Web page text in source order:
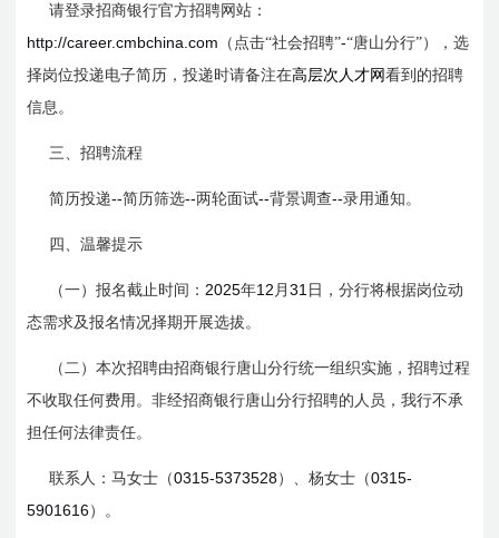
请登录招商银行官方招聘网站：
http://career.cmbchina.com （点击“社会招聘”-“唐山分行”），选
择岗位投递电子简历，投递时请备注在高层次人才网看到的招聘
信息。
三、招聘流程
简历投递--简历筛选--两轮面试--背景调查--录用通知。
四、温馨提示
（一）报名截止时间： 2025年12 月31 日 ，分行将根据岗位动
态需求及报名情况择期开展选拔。
（二）本次招聘由招商银行唐山分行统一组织实施，招聘过程
不收取任何费用。非经招商银行唐山分行招聘的人员，我行不承
担任何法律责任。
联系人：马女士（0315-5373528）、杨女士（0315-
5901616）。